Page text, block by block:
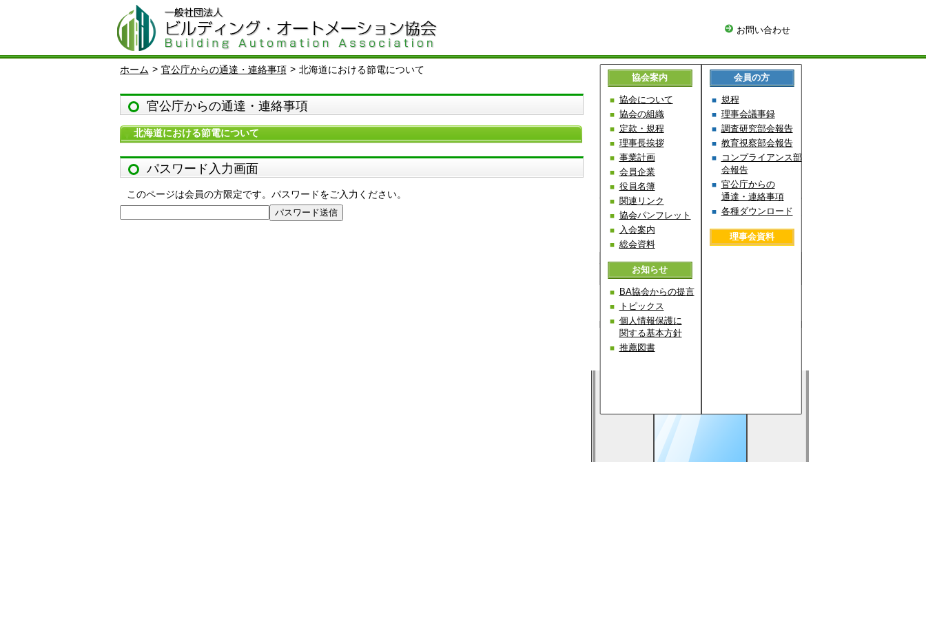
お問い合わせ
ホーム > 官公庁からの通達・連絡事項 > 北海道における節電について
官公庁からの通達・連絡事項
北海道における節電について
パスワード入力画面
このページは会員の方限定です。パスワードをご入力ください。
協会案内
協会について
協会の組織
定款・規程
理事長挨拶
事業計画
会員企業
役員名簿
関連リンク
協会パンフレット
入会案内
総会資料
お知らせ
BA協会からの提言
トピックス
個人情報保護に
関する基本方針
推薦図書
会員の方
規程
理事会議事録
調査研究部会報告
教育視察部会報告
コンプライアンス部
会報告
官公庁からの
通達・連絡事項
各種ダウンロード
理事会資料